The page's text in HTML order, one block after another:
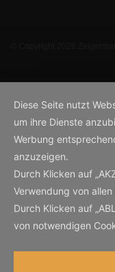
Diese Seite nutzt
um ihre Dienste
Werbung
anzuzeigen.
Durch Klicken auf
Verwendung von allen
Durch Klicken auf
von notwendigen